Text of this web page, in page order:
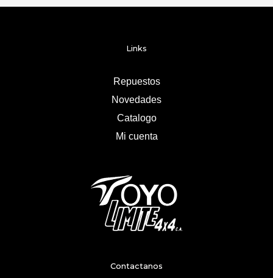
Contactanos
Links
Repuestos
Novedades
Catalogo
Mi cuenta